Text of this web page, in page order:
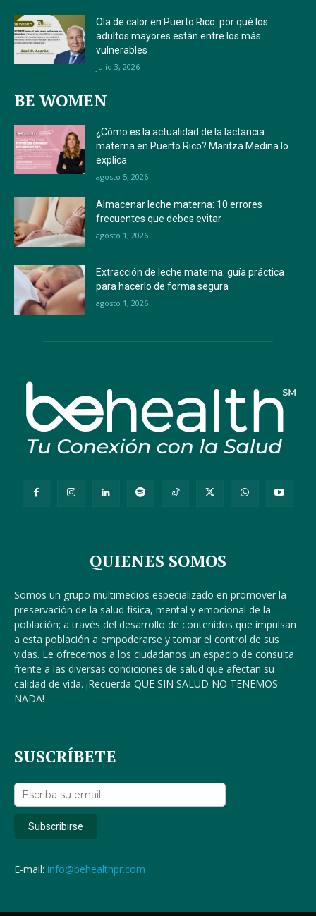
Ola de calor en Puerto Rico: por qué los
adultos mayores están entre los más
vulnerables
julio 3, 2026
BE WOMEN
¿Cómo es la actualidad de la lactancia
materna en Puerto Rico? Maritza Medina lo
explica
agosto 5, 2026
Almacenar leche materna: 10 errores
frecuentes que debes evitar
agosto 1, 2026
Extracción de leche materna: guía práctica
para hacerlo de forma segura
agosto 1, 2026
QUIENES SOMOS
Somos un grupo multimedios especializado en promover la
preservación de la salud física, mental y emocional de la
población; a través del desarrollo de contenidos que impulsan
a esta población a empoderarse y tomar el control de sus
vidas. Le ofrecemos a los ciudadanos un espacio de consulta
frente a las diversas condiciones de salud que afectan su
calidad de vida. ¡Recuerda QUE SIN SALUD NO TENEMOS
NADA!
SUSCRÍBETE
E-mail: info@behealthpr.com